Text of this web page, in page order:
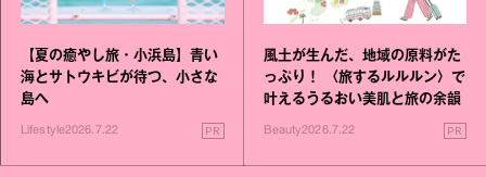
【夏の癒やし旅・小浜島】青い
海とサトウキビが待つ、小さな
島へ
Lifestyle2026.7.22 PR
風土が生んだ、地域の原料がた
っぷり！ 〈旅するルルルン〉で
叶えるうるおい美肌と旅の余韻
Beauty2026.7.22 PR